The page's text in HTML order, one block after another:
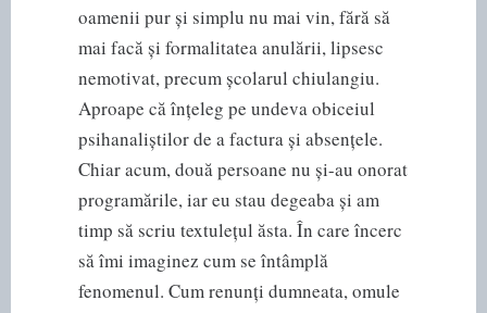
oamenii pur și simplu nu mai vin, fără să
mai facă și formalitatea anulării, lipsesc
nemotivat, precum școlarul chiulangiu.
Aproape că înțeleg pe undeva obiceiul
psihanaliștilor de a factura și absențele.
Chiar acum, două persoane nu și-au onorat
programările, iar eu stau degeaba și am
timp să scriu textulețul ăsta. În care încerc
să îmi imaginez cum se întâmplă
fenomenul. Cum renunți dumneata, omule